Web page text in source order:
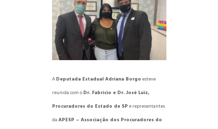
ADeputada Estadual Adriana Borgoesteve
reunida com oDr. Fabricio e Dr. José Luiz,
Procuradores do Estado de SPe representantes
daAPESP – Associação dos Procuradores do